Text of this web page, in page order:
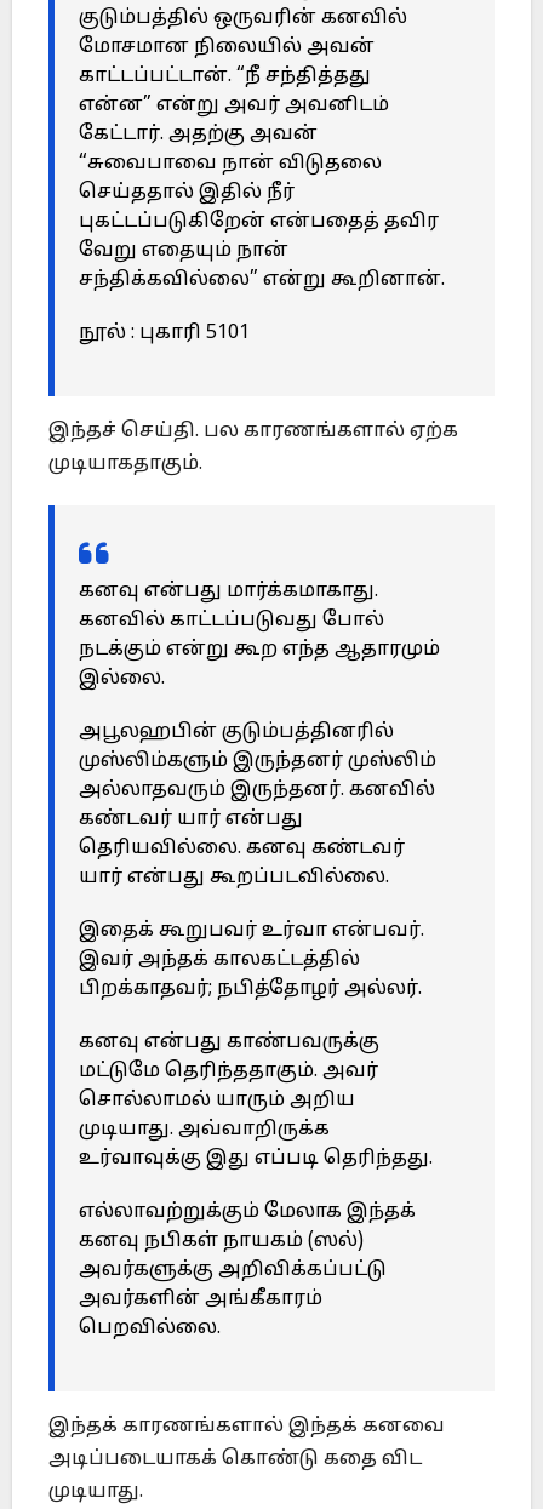
குடும்பத்தில் ஒருவரின் கனவில்
மோசமான நிலையில் அவன்
காட்டப்பட்டான். “நீ சந்தித்தது
என்ன” என்று அவர் அவனிடம்
கேட்டார். அதற்கு அவன்
“சுவைபாவை நான் விடுதலை
செய்ததால் இதில் நீர்
புகட்டப்படுகிறேன் என்பதைத் தவிர
வேறு எதையும் நான்
சந்திக்கவில்லை” என்று கூறினான்.
நூல் : புகாரி 5101
இந்தச் செய்தி. பல காரணங்களால் ஏற்க
முடியாகதாகும்.
கனவு என்பது மார்க்கமாகாது.
கனவில் காட்டப்படுவது போல்
நடக்கும் என்று கூற எந்த ஆதாரமும்
இல்லை.
அபூலஹபின் குடும்பத்தினரில்
முஸ்லிம்களும் இருந்தனர் முஸ்லிம்
அல்லாதவரும் இருந்தனர். கனவில்
கண்டவர் யார் என்பது
தெரியவில்லை. கனவு கண்டவர்
யார் என்பது கூறப்படவில்லை.
இதைக் கூறுபவர் உர்வா என்பவர்.
இவர் அந்தக் காலகட்டத்தில்
பிறக்காதவர்; நபித்தோழர் அல்லர்.
கனவு என்பது காண்பவருக்கு
மட்டுமே தெரிந்ததாகும். அவர்
சொல்லாமல் யாரும் அறிய
முடியாது. அவ்வாறிருக்க
உர்வாவுக்கு இது எப்படி தெரிந்தது.
எல்லாவற்றுக்கும் மேலாக இந்தக்
கனவு நபிகள் நாயகம் (ஸல்)
அவர்களுக்கு அறிவிக்கப்பட்டு
அவர்களின் அங்கீகாரம்
பெறவில்லை.
இந்தக் காரணங்களால் இந்தக் கனவை
அடிப்படையாகக் கொண்டு கதை விட
முடியாது.